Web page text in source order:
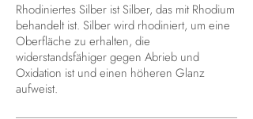
Rhodiniertes Silber ist Silber, das mit Rhodium
behandelt ist. Silber wird rhodiniert, um eine
Oberfläche zu erhalten, die
widerstandsfähiger gegen Abrieb und
Oxidation ist und einen höheren Glanz
aufweist.